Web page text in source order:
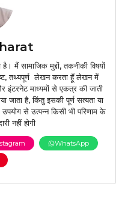
मैं सामाजिक मुद्दों, तकनीकी विषयों
तथ्यपूर्ण लेखन करता हूँ लेखन में
इंटरनेट माध्यमों से एकत्र की जाती
है, किंतु इसकी पूर्ण सत्यता या
से उत्पन्न किसी भी परिणाम के
नहीं होगी
WhatsApp